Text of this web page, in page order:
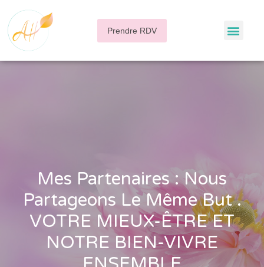
Prendre RDV
Mes Partenaires : Nous
Partageons Le Même But .
VOTRE MIEUX-ÊTRE ET
NOTRE BIEN-VIVRE